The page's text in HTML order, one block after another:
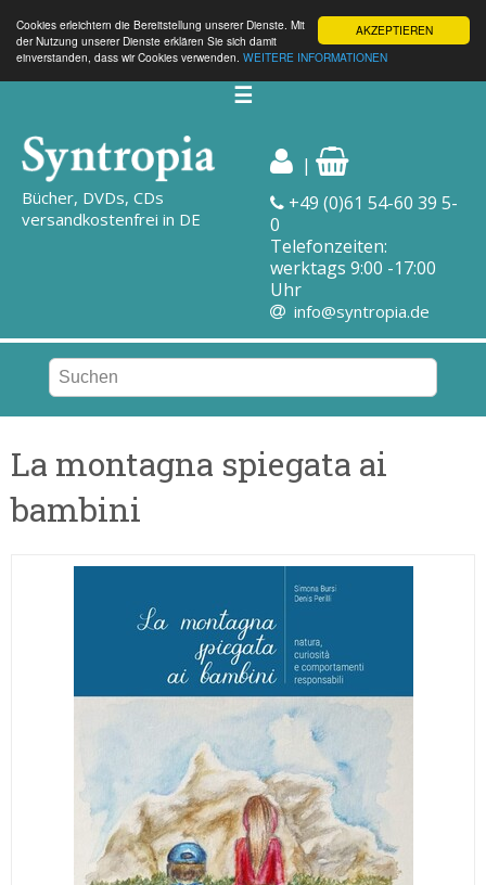
AKZEPTIEREN
Cookies erleichtern die Bereitstellung unserer Dienste. Mit
der Nutzung unserer Dienste erklären Sie sich damit
einverstanden, dass wir Cookies verwenden. WEITERE INFORMATIONEN
☰
Bücher, DVDs, CDs
versandkostenfrei in DE
|
+49 (0)61 54-60 39 5-
0
Telefonzeiten:
werktags 9:00 -17:00
Uhr
info@syntropia.de
La montagna spiegata ai
bambini